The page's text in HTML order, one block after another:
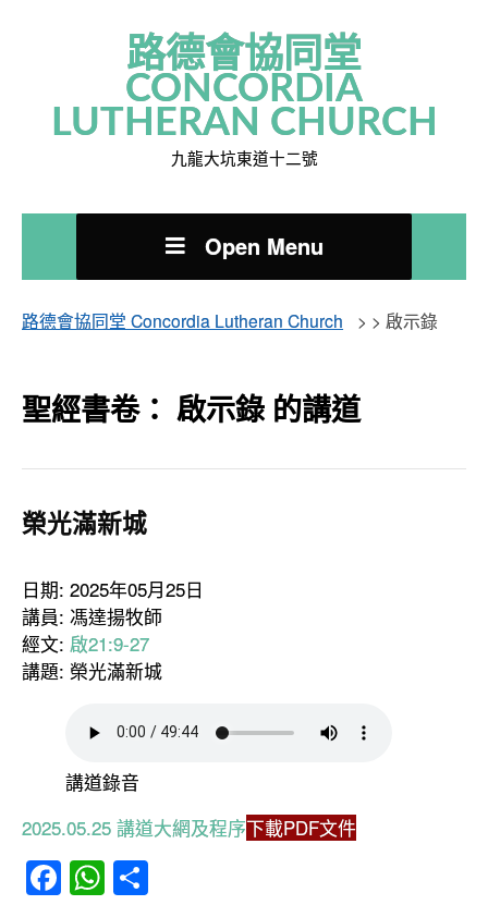
路德會協同堂
CONCORDIA
LUTHERAN CHURCH
九龍大坑東道十二號
Open Menu
路德會協同堂 Concordia Lutheran Church > > 啟示錄
聖經書卷： 啟示錄 的講道
榮光滿新城
日期: 2025年05月25日
講員: 馮達揚牧師
經文: 啟21:9-27
講題: 榮光滿新城
講道錄音
2025.05.25 講道大網及程序下載PDF文件
Facebook
WhatsApp